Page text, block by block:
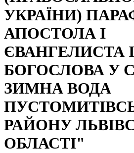
УКРАЇНИ)
АПОСТОЛА І
ЄВАНГЕЛИСТА
БОГОСЛОВА У
ЗИМНА ВОДА
РАЙОНУ
ОБЛАСТІ"